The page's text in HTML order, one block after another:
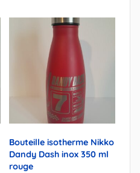
Bouteille isotherme Nikko
Dandy Dash inox 350 ml
rouge